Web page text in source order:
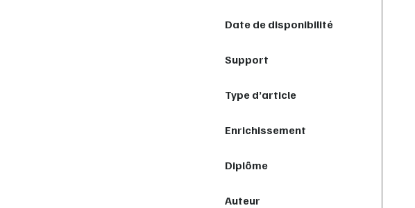
Date de disponibilité
Support
Type d’article
Enrichissement
Diplôme
Auteur